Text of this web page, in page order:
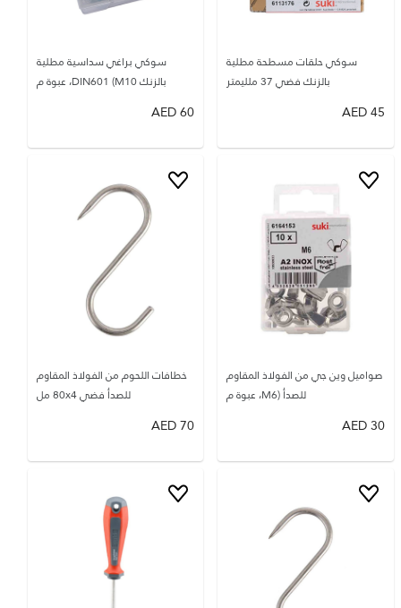
سوكي حلقات مسطحة مطلية
بالزنك فضي 37 ملليمتر
45
AED
سوكي براغي سداسية مطلية
بالزنك DIN601 (M10، عبوة م
60
AED
صواميل وين جي من الفولاذ المقاوم
للصدأ (M6، عبوة م
30
AED
خطافات اللحوم من الفولاذ المقاوم
للصدأ فضي 80x4 مل
70
AED